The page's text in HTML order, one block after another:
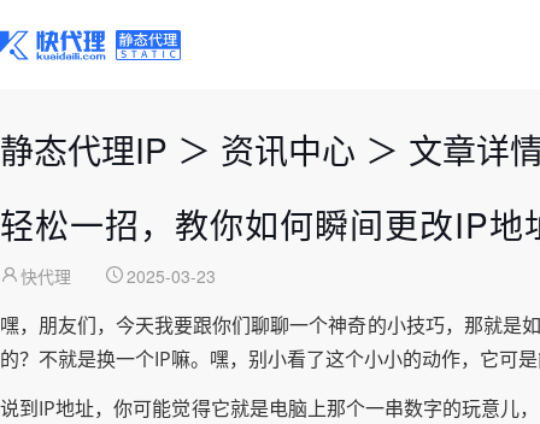
静态代理IP ＞ 资讯中心 ＞ 文章详
轻松一招，教你如何瞬间更改IP
快代理 2025-03-23
嘿，朋友们，今天我要跟你们聊聊一个神奇的小技巧，那就是
的？不就是换一个IP嘛。嘿，别小看了这个小小的动作，它可
说到IP地址，你可能觉得它就是电脑上那个一串数字的玩意儿